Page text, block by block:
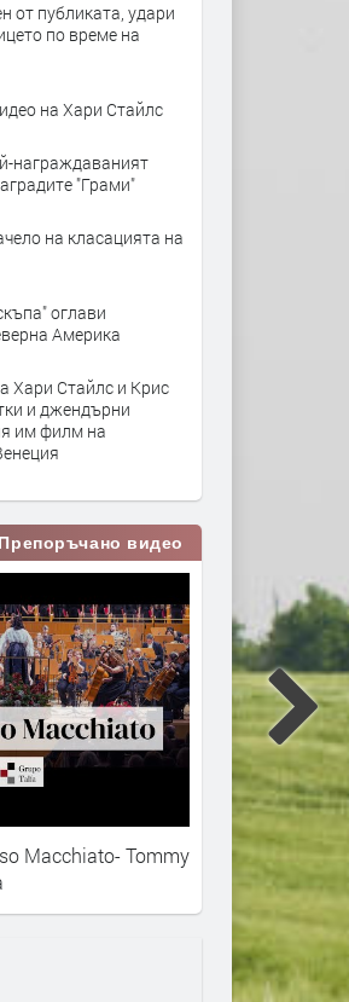
Хари Стайлс - Late Night
от публикатa, удари
по време на
на Хари Стайлс
награждаваният
"Грами"
на класацията на
оглави
Америка
Хари Стайлс и Крис
и джендърни
им филм на
Препоръчано видео
Macchiato- Tommy